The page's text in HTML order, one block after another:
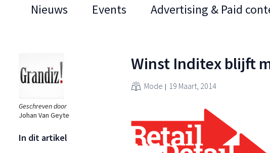
Nieuws Events Advertising & Paid
Geschreven door
Johan Van Geyte
In dit artikel
Winst Inditex blijft
Mode 19 Maart, 2014